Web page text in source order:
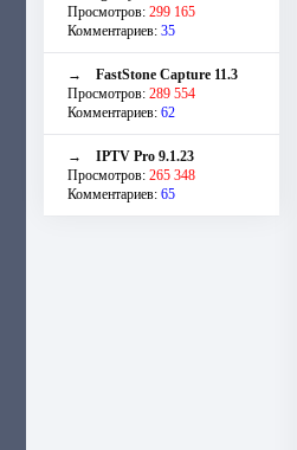
Просмотров: 299 165
Комментариев: 35
→ FastStone Capture 11.3
Просмотров: 289 554
Комментариев: 62
→ IPTV Pro 9.1.23
Просмотров: 265 348
Комментариев: 65